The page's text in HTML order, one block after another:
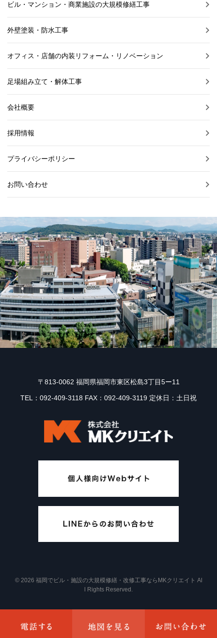
ビル・マンション・商業施設の大規模修繕工事
外壁塗装・防水工事
オフィス・店舗の内装リフォーム・リノベーション
足場組み立て・解体工事
会社概要
採用情報
プライバシーポリシー
お問い合わせ
〒813-0062 福岡県福岡市東区松島3丁目5ー11
TEL：092-409-3118 FAX：092-409-3119 定休日：土日祝
© 2026 福岡でビル・施設の大規模修繕・改修工事ならMKクリエイト Al
l Rights Reserved.